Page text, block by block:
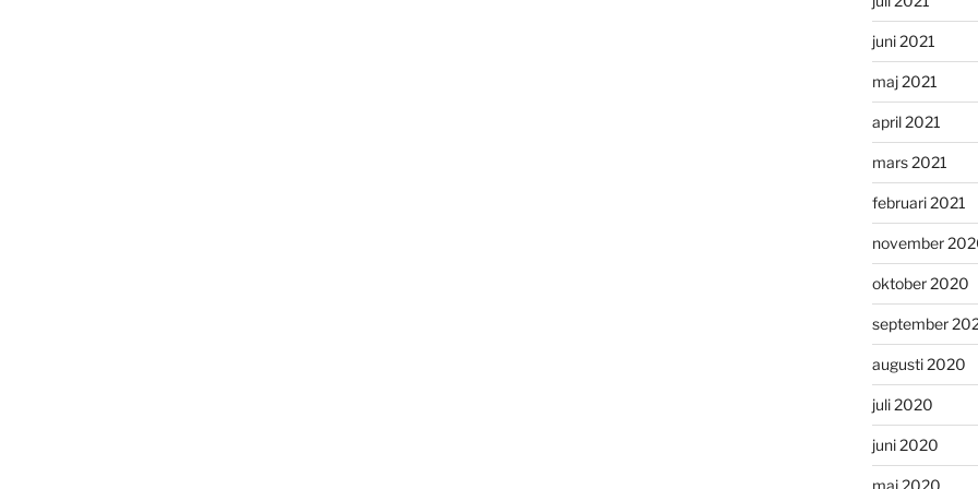
juni 2021
maj 2021
april 2021
mars 2021
februari 2021
november
oktober 2020
september
augusti 2020
juli 2020
juni 2020
maj 2020